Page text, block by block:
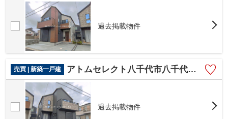
過去掲載物件
売買 | 新築一戸建 アトムセレクト八千代市八千代台西１期２号棟
過去掲載物件